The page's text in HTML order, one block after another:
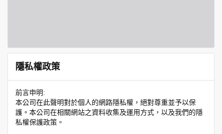
隱私權政策
前言申明:
本公司在此聲明對於個人的網路隱私權，絕對尊重並予以保
護。本公司在相關網站之資料收集及運用方式，以及我們的隱
私權保護政策。